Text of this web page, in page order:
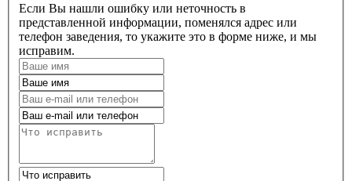
Если Вы нашли ошибку или неточность в
представленной информации, поменялся адрес или
телефон заведения, то укажите это в форме ниже, и мы
исправим.